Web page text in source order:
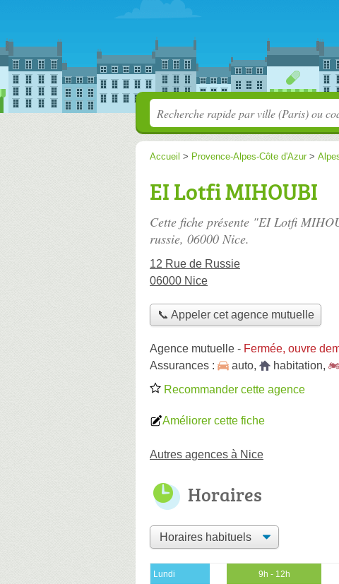
Accueil > Provence-Alpes-Côte d'Azur>
EI Lotfi MIHOUBI
Cette fiche présente "EI Lotfi
russie, 06000 Nice.
12 Rue de Russie
06000 Nice
📞 Appeler cet agence mutuelle
Agence mutuelle - Fermée, ouvre
Assurances :
auto, habitation,
Recommander cette agence
Améliorer cette fiche
Autres agences à Nice
Horaires
Lundi 9h - 12h